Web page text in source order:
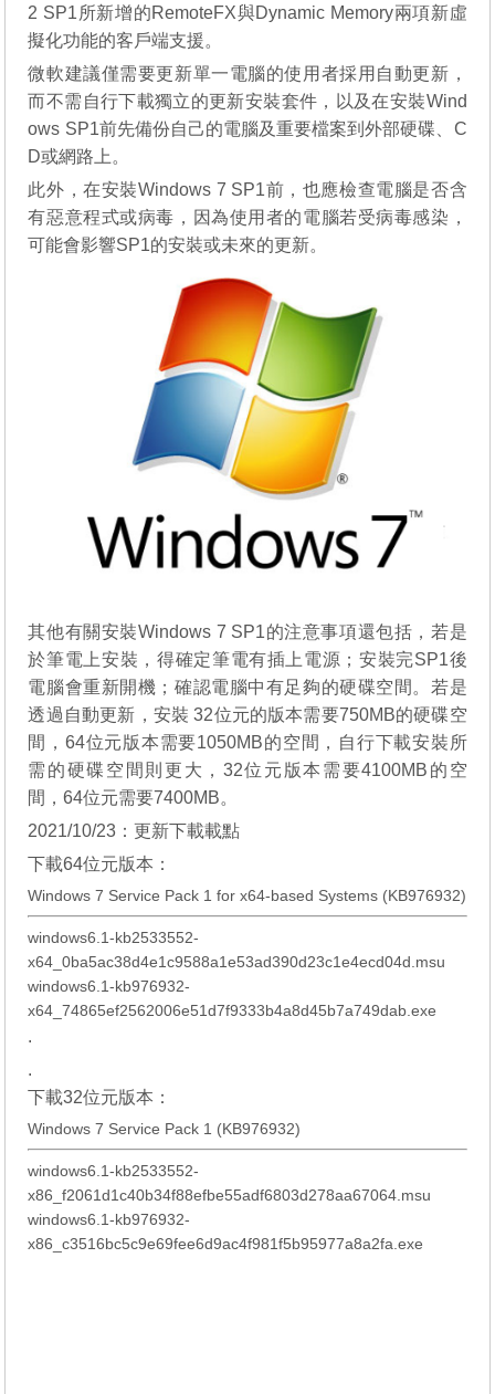
2 SP1所新增的RemoteFX與Dynamic Memory兩項新虛
擬化功能的客戶端支援。
微軟建議僅需要更新單一電腦的使用者採用自動更新，
而不需自行下載獨立的更新安裝套件，以及在安裝Wind
ows SP1前先備份自己的電腦及重要檔案到外部硬碟、C
D或網路上。
此外，在安裝Windows 7 SP1前，也應檢查電腦是否含
有惡意程式或病毒，因為使用者的電腦若受病毒感染，
可能會影響SP1的安裝或未來的更新。
其他有關安裝Windows 7 SP1的注意事項還包括，若是
於筆電上安裝，得確定筆電有插上電源；安裝完SP1後
電腦會重新開機；確認電腦中有足夠的硬碟空間。若是
透過自動更新，安裝 32位元的版本需要750MB的硬碟空
間，64位元版本需要1050MB的空間，自行下載安裝所
需的硬碟空間則更大，32位元版本需要4100MB的空
間，64位元需要7400MB。
2021/10/23：更新下載載點
下載64位元版本：
Windows 7 Service Pack 1 for x64-based Systems (KB976932)
windows6.1-kb2533552-
x64_0ba5ac38d4e1c9588a1e53ad390d23c1e4ecd04d.msu
windows6.1-kb976932-
x64_74865ef2562006e51d7f9333b4a8d45b7a749dab.exe
.
.
下載32位元版本：
Windows 7 Service Pack 1 (KB976932)
windows6.1-kb2533552-
x86_f2061d1c40b34f88efbe55adf6803d278aa67064.msu
windows6.1-kb976932-
x86_c3516bc5c9e69fee6d9ac4f981f5b95977a8a2fa.exe